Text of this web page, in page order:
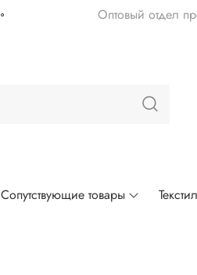
Оптовый отдел
Сопутствующие товары